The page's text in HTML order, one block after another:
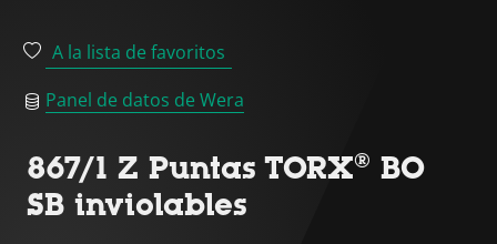
A la lista de favoritos
Panel de datos de Wera
867/1 Z Puntas TORX® BO
SB inviolables